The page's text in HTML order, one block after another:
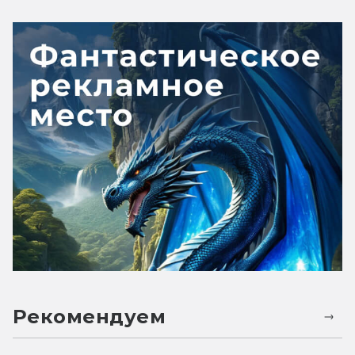
Рекомендуем